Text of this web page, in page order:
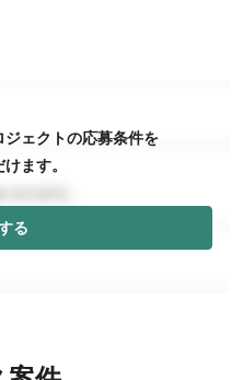
ェクトの応募条件を
ます。
る